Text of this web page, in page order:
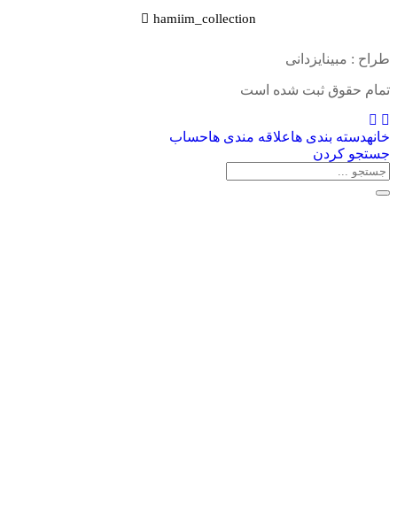
hamiim_collection
طراح : مبینایزدانی
تمام حقوق ثبت شده است
خانهدسته بندی هاعلاقه مندی هاحساب
جستجو کردن